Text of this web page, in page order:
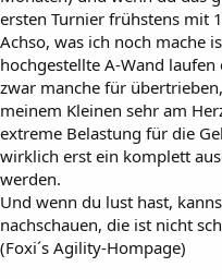
ersten Turnier frühstens mit
Achso, was ich noch mache
hochgestellte A-Wand
zwar manche für
meinem Kleinen sehr am
extreme Belastung für die
wirklich erst ein komplett
werden.
Und wenn du lust hast,
nachschauen, die ist nicht
(Foxi´s Agility-Hompage)